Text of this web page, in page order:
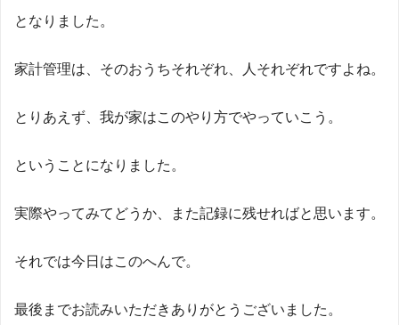
となりました。
家計管理は、そのおうちそれぞれ、人それぞれですよね。
とりあえず、我が家はこのやり方でやっていこう。
ということになりました。
実際やってみてどうか、また記録に残せればと思います。
それでは今日はこのへんで。
最後までお読みいただきありがとうございました。